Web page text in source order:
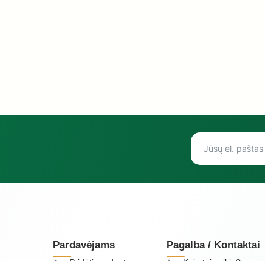
Pardavėjams Pagalba / Kontaktai